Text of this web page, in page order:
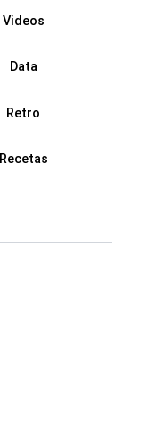
Videos
Data
Retro
Recetas